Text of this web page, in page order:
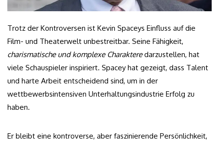
Trotz der Kontroversen ist Kevin Spaceys Einfluss auf die
Film- und Theaterwelt unbestreitbar. Seine Fähigkeit,
charismatische und komplexe Charakteredarzustellen, hat
viele Schauspieler inspiriert. Spacey hat gezeigt, dass Talent
und harte Arbeit entscheidend sind, um in der
wettbewerbsintensiven Unterhaltungsindustrie Erfolg zu
haben.
Er bleibt eine kontroverse, aber faszinierende Persönlichkeit,